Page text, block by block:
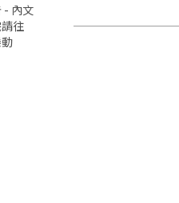
- 內文
往